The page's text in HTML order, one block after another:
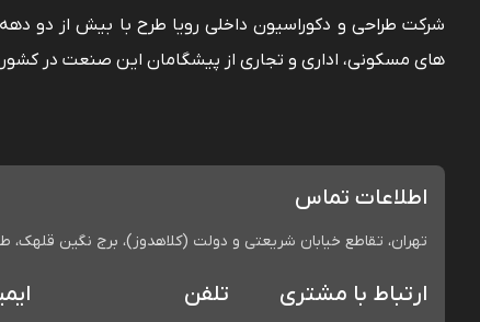
شرکت طراحی و دکوراسیون داخلی رویا طرح با بیش از دو
های مسکونی، اداری و تجاری از پیشگامان این صنعت در
اطلاعات تماس
تهران، تقاطع خیابان شریعتی و دولت (کلاهدوز)، برج نگین قلهک،
ارتباط با مشتری تلفن